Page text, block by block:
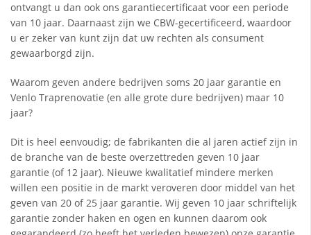
ontvangt u dan ook ons garantiecertificaat voor een periode
van 10 jaar. Daarnaast zijn we CBW-gecertificeerd, waardoor
u er zeker van kunt zijn dat uw rechten als consument
gewaarborgd zijn.
Waarom geven andere bedrijven soms 20 jaar garantie en
Venlo Traprenovatie (en alle grote dure bedrijven) maar 10
jaar?
Dit is heel eenvoudig; de fabrikanten die al jaren actief zijn in
de branche van de beste overzettreden geven 10 jaar
garantie (of 12 jaar). Nieuwe kwalitatief mindere merken
willen een positie in de markt veroveren door middel van het
geven van 20 of 25 jaar garantie. Wij geven 10 jaar schriftelijk
garantie zonder haken en ogen en kunnen daarom ook